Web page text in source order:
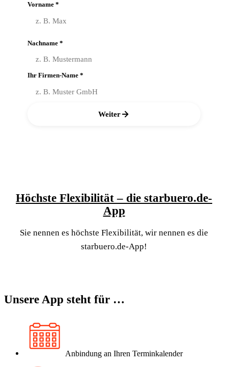
Vorname *
Nachname *
Ihr Firmen-Name *
Weiter
Höchste Flexibilität – die starbuero.de-
App
Sie nennen es höchste Flexibilität, wir nennen es die
starbuero.de-App!
Unsere App steht für …
Anbindung an Ihren Terminkalender